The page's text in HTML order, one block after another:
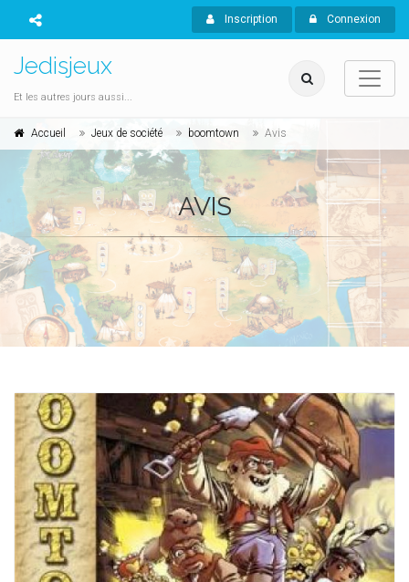
Inscription Connexion
Jedisjeux
Et les autres jours aussi...
Accueil Jeux de société boomtown Avis
AVIS